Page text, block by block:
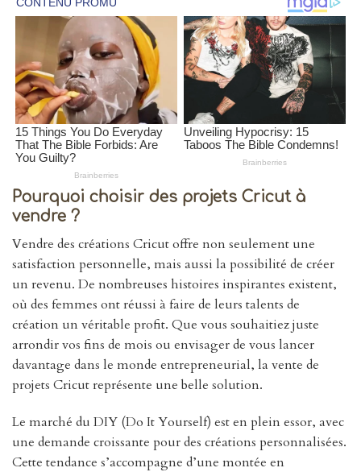
Pourquoi choisir des projets Cricut à
vendre ?
Vendre des créations Cricut offre non seulement une
satisfaction personnelle, mais aussi la possibilité de créer
un revenu. De nombreuses histoires inspirantes existent,
où des femmes ont réussi à faire de leurs talents de
création un véritable profit. Que vous souhaitiez juste
arrondir vos fins de mois ou envisager de vous lancer
davantage dans le monde entrepreneurial, la vente de
projets Cricut représente une belle solution.
Le marché du DIY (Do It Yourself) est en plein essor, avec
une demande croissante pour des créations personnalisées.
Cette tendance s’accompagne d’une montée en